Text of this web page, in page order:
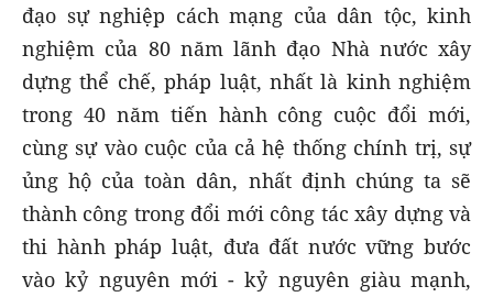
đạo sự nghiệp cách mạng của dân tộc, kinh
nghiệm của 80 năm lãnh đạo Nhà nước xây
dựng thể chế, pháp luật, nhất là kinh nghiệm
trong 40 năm tiến hành công cuộc đổi mới,
cùng sự vào cuộc của cả hệ thống chính trị, sự
ủng hộ của toàn dân, nhất định chúng ta sẽ
thành công trong đổi mới công tác xây dựng và
thi hành pháp luật, đưa đất nước vững bước
vào kỷ nguyên mới - kỷ nguyên giàu mạnh,